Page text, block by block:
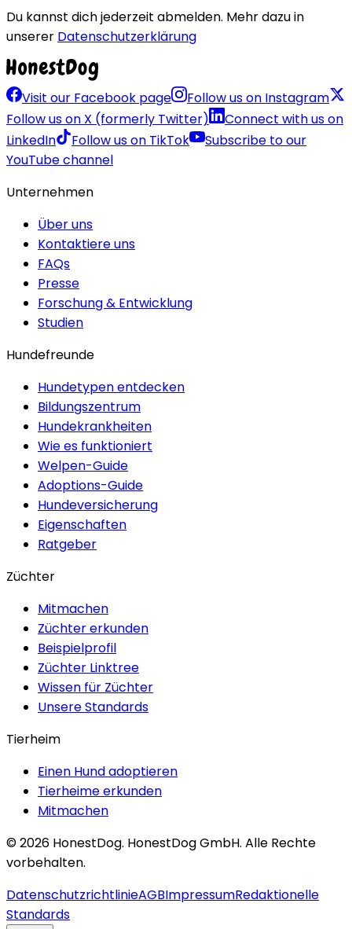
Du kannst dich jederzeit abmelden. Mehr dazu in
unserer Datenschutzerklärung
Visit our Facebook page
Follow us on Instagram
Follow us on X (formerly Twitter)
Connect with us on
LinkedIn
Follow us on TikTok
Subscribe to our
YouTube channel
Unternehmen
Über uns
Kontaktiere uns
FAQs
Presse
Forschung & Entwicklung
Studien
Hundefreunde
Hundetypen entdecken
Bildungszentrum
Hundekrankheiten
Wie es funktioniert
Welpen-Guide
Adoptions-Guide
Hundeversicherung
Eigenschaften
Ratgeber
Züchter
Mitmachen
Züchter erkunden
Beispielprofil
Züchter Linktree
Wissen für Züchter
Unsere Standards
Tierheim
Einen Hund adoptieren
Tierheime erkunden
Mitmachen
©2026 HonestDog. HonestDog GmbH. Alle Rechte
vorbehalten.
DatenschutzrichtlinieAGBImpressumRedaktionelle
Standards